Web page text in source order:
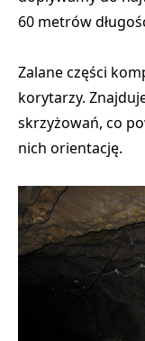
60 metrów
Zalane części
korytarzy.
skrzyżowań, co
nich orientację.